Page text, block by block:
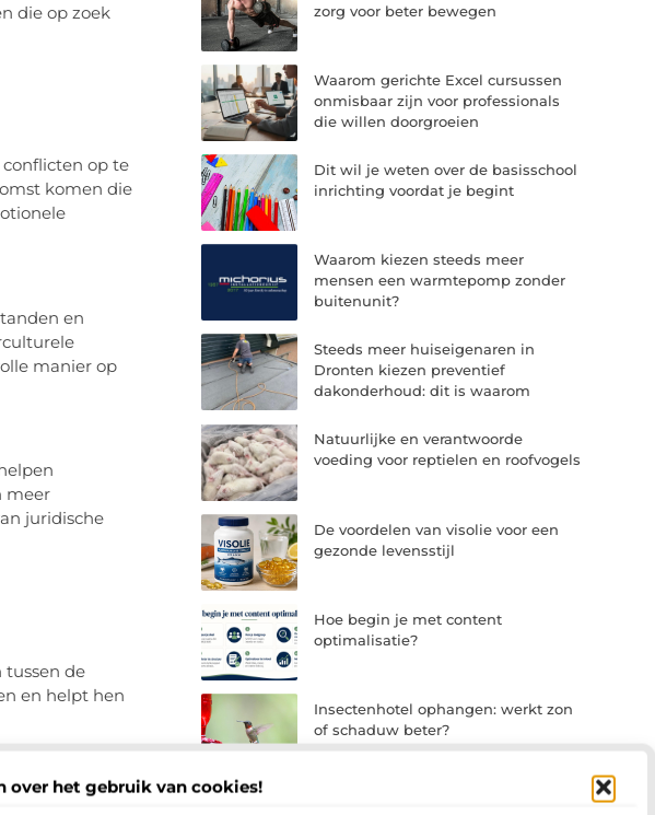
over het gebruik van cookies!
die op zoek
op te
komen die
en
manier op
meer
juridische
de
en helpt hen
en
zorg voor beter bewegen
Waarom gerichte Excel cursussen
onmisbaar zijn voor professionals
die willen doorgroeien
Dit wil je weten over de basisschool
inrichting voordat je begint
Waarom kiezen steeds meer
mensen een warmtepomp zonder
buitenunit?
Steeds meer huiseigenaren in
Dronten kiezen preventief
dakonderhoud: dit is waarom
Natuurlijke en verantwoorde
voeding voor reptielen en roofvogels
De voordelen van visolie voor een
gezonde levensstijl
Hoe begin je met content
optimalisatie?
Insectenhotel ophangen: werkt zon
of schaduw beter?